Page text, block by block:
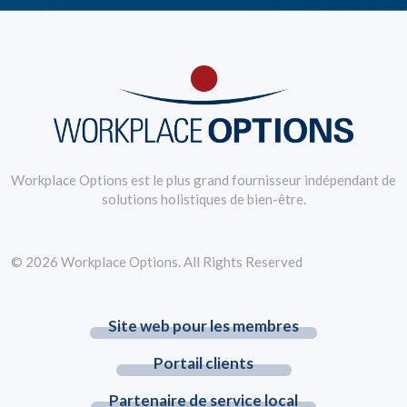
Workplace Options est le plus grand fournisseur indépendant de
solutions holistiques de bien-être.
Site web pour les membres
Portail clients
Partenaire de service local
© 2026 Workplace Options. All Rights Reserved